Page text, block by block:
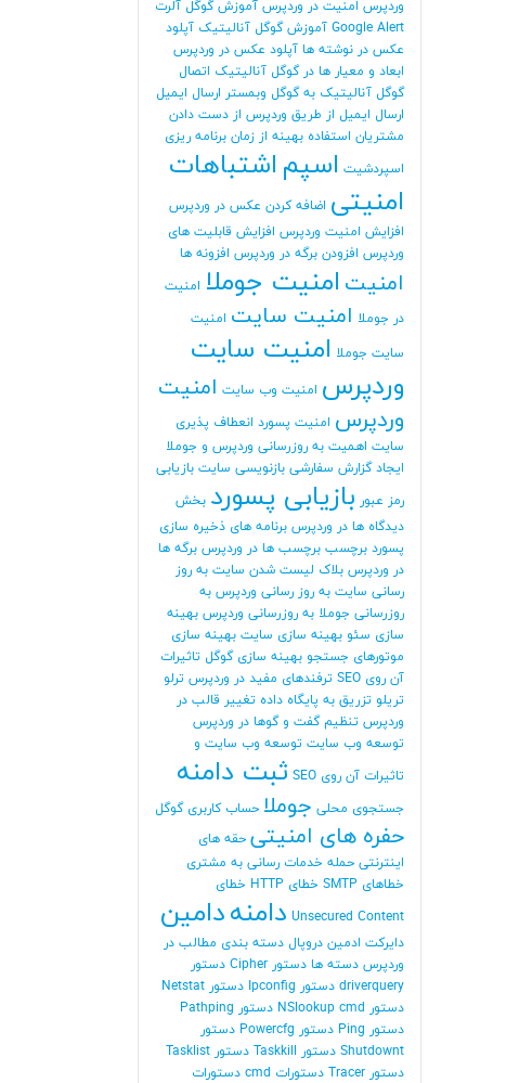
وردپرس امنیت در وردپرس آموزش گوگل آلرت
Google Alert آموزش گوگل آنالیتیک آپلود
عکس در نوشته ها آپلود عکس در وردپرس
ابعاد و معیار ها در گوگل آنالیتیک اتصال
گوگل آنالیتیک به گوگل وبمستر ارسال ایمیل
ارسال ایمیل از طریق وردپرس از دست دادن
مشتریان استفاده بهینه از زمان برنامه ریزی
اسپردشیت اسپم اشتباهات
امنیتی اضافه کردن عکس در وردپرس
افزایش امنیت وردپرس افزایش قابلیت های
وردپرس افزودن برگه در وردپرس افزونه ها
امنیت امنیت جوملا امنیت
در جوملا امنیت سایت امنیت
سایت جوملا امنیت سایت
وردپرس امنیت وب سایت امنیت
وردپرس امنیت پسورد انعطاف پذیری
سایت اهمیت به روزرسانی وردپرس و جوملا
ایجاد گزارش سفارشی بازنویسی سایت بازیابی
رمز عبور بازیابی پسورد بخش
دیدگاه ها در وردپرس برنامه های ذخیره سازی
پسورد برچسب برچسب ها در وردپرس برگه ها
در وردپرس بلاک لیست شدن سایت به روز
رسانی سایت به روز رسانی وردپرس به
روزرسانی جوملا به روزرسانی وردپرس بهینه
سازی سئو بهینه سازی سایت بهینه سازی
موتورهای جستجو بهینه سازی گوگل تاثیرات
آن روی SEO
ترفندهای مفید در وردپرس ترلو
تریلو تزریق به پایگاه داده تغییر قالب در
وردپرس تنظیم گفت و گوها در وردپرس
توسعه وب سایت توسعه وب سایت و
تاثیرات آن روی SEO
ثبت دامنه
جستجوی محلی جوملا حساب کاربری گوگل
حفره های امنیتی حقه های
اینترنتی حمله خدمات رسانی به مشتری
خطاهای SMTP
خطای HTTP
خطای
Unsecured Content دامنهدامین
دایرکت ادمین دروپال دسته بندی مطالب در
وردپرس دسته ها دستور Cipher
دستور
driverquery دستور Ipconfig
دستور Netstat
دستور NSlookup cmd
دستور Pathping
دستور Ping
دستور Powercfg
دستور
Shutdownt دستور Taskkill
دستور Tasklist
دستور Tracer
دستورات cmd دستورات